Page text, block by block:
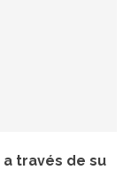
a través de su